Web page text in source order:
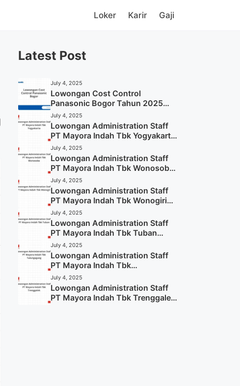
Loker Karir Gaji
Latest Post
July 4, 2025
Lowongan Cost Control
Panasonic Bogor Tahun 2025
(Lamar Sekarang)
July 4, 2025
Lowongan Administration Staff
PT Mayora Indah Tbk Yogyakarta
Tahun 2025
July 4, 2025
Lowongan Administration Staff
PT Mayora Indah Tbk Wonosobo
Tahun 2025 (Lamar Sekarang)
July 4, 2025
Lowongan Administration Staff
PT Mayora Indah Tbk Wonogiri
Tahun 2025 (Apply Now)
July 4, 2025
Lowongan Administration Staff
PT Mayora Indah Tbk Tuban
Tahun 2025 (Resmi)
July 4, 2025
Lowongan Administration Staff
PT Mayora Indah Tbk
Tulungagung Tahun 2025 (Lamar
Sekarang)
July 4, 2025
Lowongan Administration Staff
PT Mayora Indah Tbk Trenggalek